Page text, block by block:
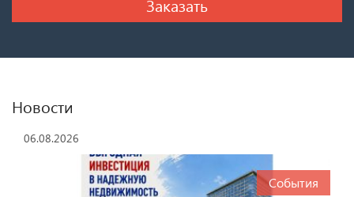
Новости
06.08.2026
События